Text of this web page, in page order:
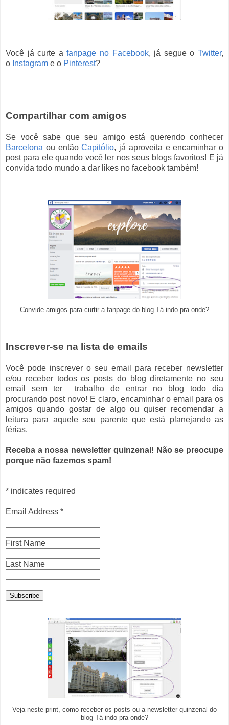
Você já curte afanpage no Facebook, já segue oTwitter,
o Instagram e o Pinterest?
Compartilhar com amigos
Se você sabe que seu amigo está querendo conhecer
Barcelona ou entãoCapitólio, já aproveita e encaminhar o
post para ele quando você ler nos seus blogs favoritos! E já
convida todo mundo a dar likes no facebook também!
Convide amigos para curtir a fanpage do blog Tá indo pra onde?
Inscrever-se na lista de emails
Você pode inscrever o seu email para receber newsletter
e/ou receber todos os posts do blog diretamente no seu
email sem ter trabalho de entrar no blog todo dia
procurando post novo! E claro, encaminhar o email para os
amigos quando gostar de algo ou quiser recomendar a
leitura para aquele seu parente que está planejando as
férias.
Receba a nossa newsletter quinzenal! Não se preocupe
porque não fazemos spam!
* indicates required
Email Address *
First Name
Last Name
Veja neste print, como receber os posts ou a newsletter quinzenal do
blog Tá indo pra onde?